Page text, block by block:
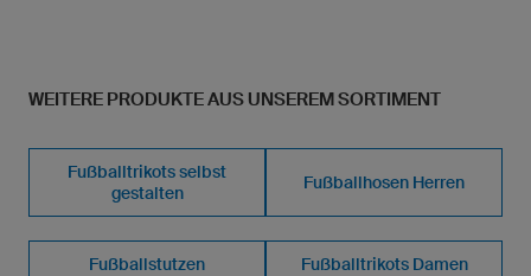
WEITERE PRODUKTE AUS UNSEREM SORTIMENT
Fußballtrikots selbst
gestalten
Fußballhosen Herren
Fußballstutzen Fußballtrikots Damen